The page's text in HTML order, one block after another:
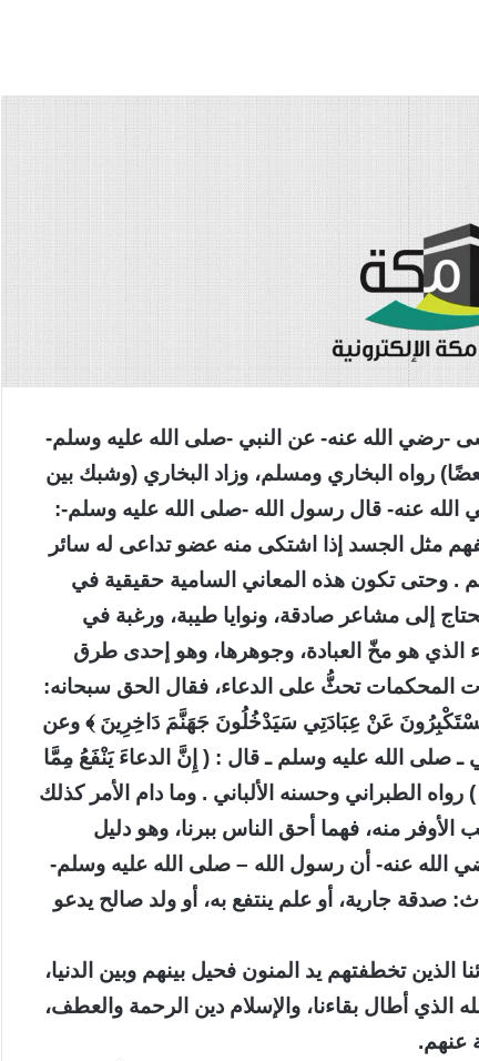
-رضي الله عنه- عن النبي -صلى الله عليه وسلم-
رواه البخاري ومسلم، وزاد البخاري (وشبك بين
الله عنه- قال رسول الله -صلى الله عليه وسلم-:
مثل الجسد إذا اشتكى منه عضو تداعى له سائر
. وحتى تكون هذه المعاني السامية حقيقية في
تحتاج إلى مشاعر صادقة، ونوايا طيبة، ورغبة في
الذي هو مخّ العبادة، وجوهرها، وهو إحدى طرق
المحكمات تحثُّ على الدعاء، فقال الحق سبحانه:
عَنْ عِبَادَتِي سَيَدْخُلُونَ جَهَنَّمَ دَاخِرِينَ ﴾ وعن
ـ صلى الله عليه وسلم ـ قال : ( إِنَّ الدعاءَ يَنْفَعُ مِمَّا
رواه الطبراني وحسنه الألباني . وما دام الأمر كذلك
الأوفر منه، فهما أحق الناس ببرنا، وهو دليل
الله عنه- أن رسول الله – صلى الله عليه وسلم-
صدقة جارية، أو علم ينتفع به، أو ولد صالح يدعو
الذين تخطفتهم يد المنون فحيل بينهم وبين الدنيا،
الذي أطال بقاءنا، والإسلام دين الرحمة والعطف،
عنهم.